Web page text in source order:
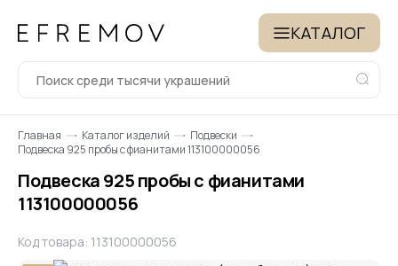
КАТАЛОГ
Главная Каталог изделий
Подвески
Подвеска 925 пробы с фианитами 113100000056
Подвеска 925 пробы с фианитами
113100000056
Код товара: 113100000056